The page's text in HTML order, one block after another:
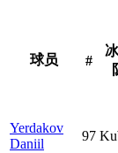
球员 #
Yerdakov
Daniil
97